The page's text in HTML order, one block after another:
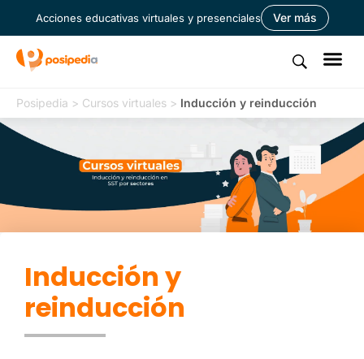
Acciones educativas virtuales y presenciales Ver más
Posipedia > Cursos virtuales > Inducción y reinducción
Inducción y
reinducción